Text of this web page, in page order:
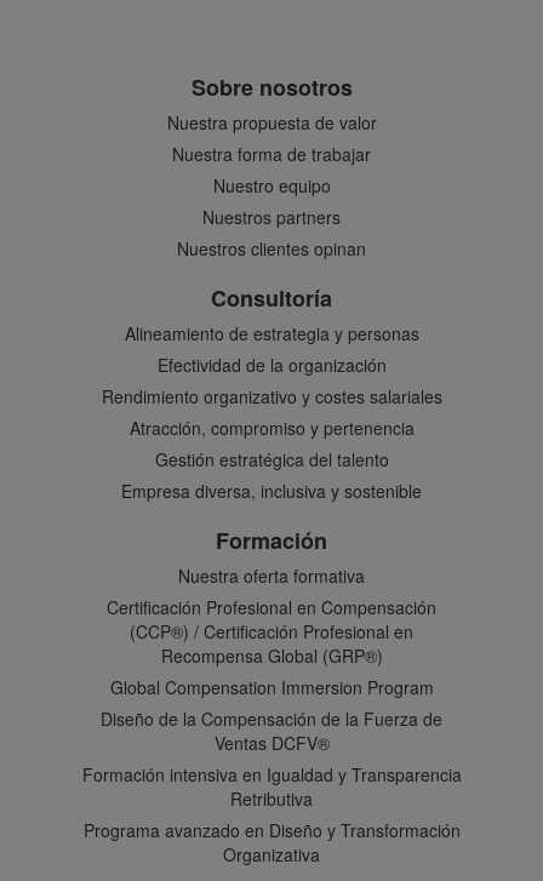
Sobre nosotros
Nuestra propuesta de valor
Nuestra forma de trabajar
Nuestro equipo
Nuestros partners
Nuestros clientes opinan
Consultoría
Alineamiento de estrategia y personas
Efectividad de la organización
Rendimiento organizativo y costes salariales
Atracción, compromiso y pertenencia
Gestión estratégica del talento
Empresa diversa, inclusiva y sostenible
Formación
Nuestra oferta formativa
Certificación Profesional en Compensación
(CCP®) / Certificación Profesional en
Recompensa Global (GRP®)
Global Compensation Immersion Program
Diseño de la Compensación de la Fuerza de
Ventas DCFV®
Formación intensiva en Igualdad y Transparencia
Retributiva
Programa avanzado en Diseño y Transformación
Organizativa